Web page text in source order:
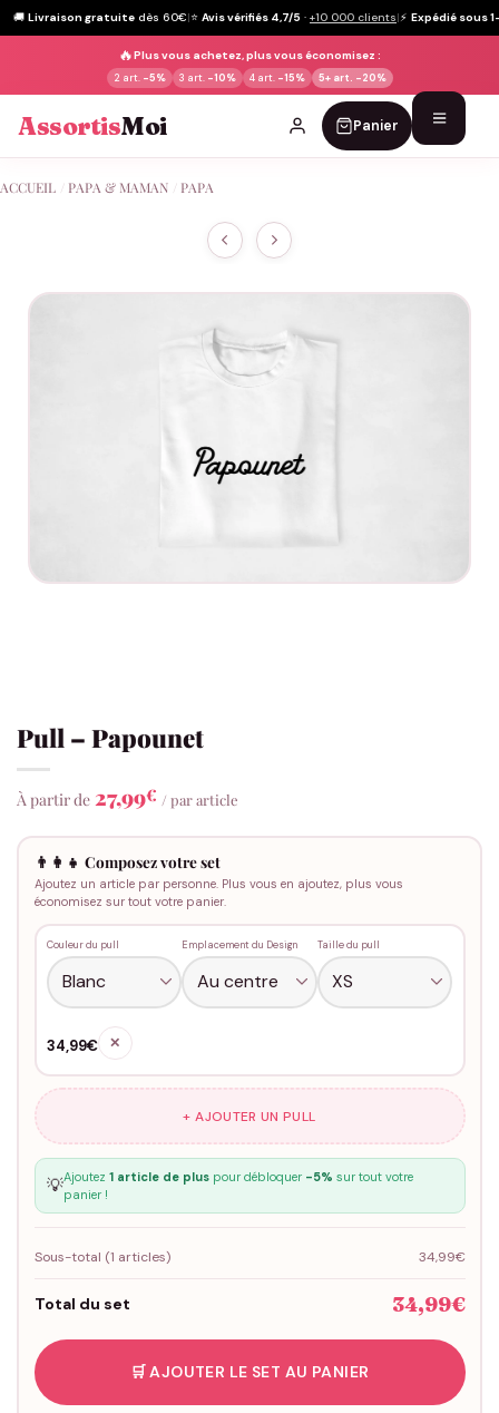
🚚 Livraison gratuite dès 60€|⭐ Avis vérifiés 4,7/5 · +10 000 clients|⚡ Expédié sous
🔥Plus vous achetez, plus vous économisez :
2 art. -5% 3 art. -10% 4 art. -15% 5+ art. -20%
AssortisMoi Panier
au
ACCUEIL PAPA & MAMAN PAPA
Pull – Papounet
À partir de 27,99€ / par article
👨‍👩‍👧 Composez votre set
Ajoutez un article par personne. Plus vous en ajoutez, plus vous
économisez sur tout votre panier.
Couleur du pull Emplacement du Design Taille du pull
34,99€ ✕
+ AJOUTER UN PULL
💡Ajoutez 1 article de pluspour débloquer -5% sur tout votre
panier !
Sous-total (1 articles) 34,99€
Total du set 34,99€
🛒 AJOUTER LE SET AU PANIER